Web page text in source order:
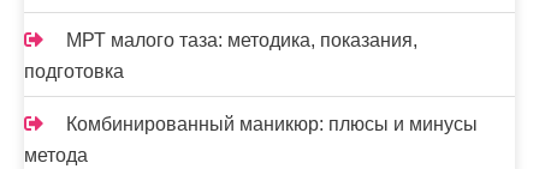
МРТ малого таза: методика, показания,
подготовка
Комбинированный маникюр: плюсы и минусы
метода